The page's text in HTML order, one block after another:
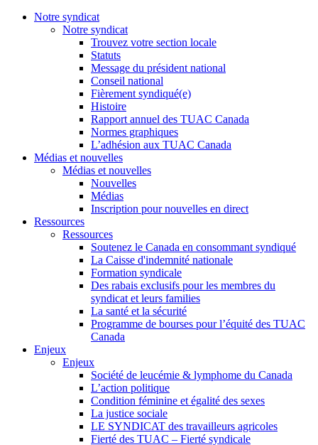
Notre syndicat
Notre syndicat
Trouvez votre section locale
Statuts
Message du président national
Conseil national
Fièrement syndiqué(e)
Histoire
Rapport annuel des TUAC Canada
Normes graphiques
L’adhésion aux TUAC Canada
Médias et nouvelles
Médias et nouvelles
Nouvelles
Médias
Inscription pour nouvelles en direct
Ressources
Ressources
Soutenez le Canada en consommant syndiqué
La Caisse d'indemnité nationale
Formation syndicale
Des rabais exclusifs pour les membres du
syndicat et leurs families
La santé et la sécurité
Programme de bourses pour l’équité des TUAC
Canada
Enjeux
Enjeux
Société de leucémie & lymphome du Canada
L’action politique
Condition féminine et égalité des sexes
La justice sociale
LE SYNDICAT des travailleurs agricoles
Fierté des TUAC – Fierté syndicale